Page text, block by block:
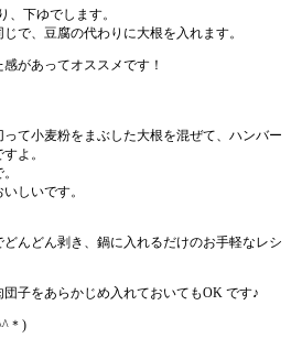
、下ゆでします。
で、豆腐の代わりに大根を入れます。
があってオススメです！
て小麦粉をまぶした大根を混ぜて、ハンバー
よ。
しいです。
んどん剥き、鍋に入れるだけのお手軽なレシ
子をあらかじめ入れておいてもOK です♪
＊)